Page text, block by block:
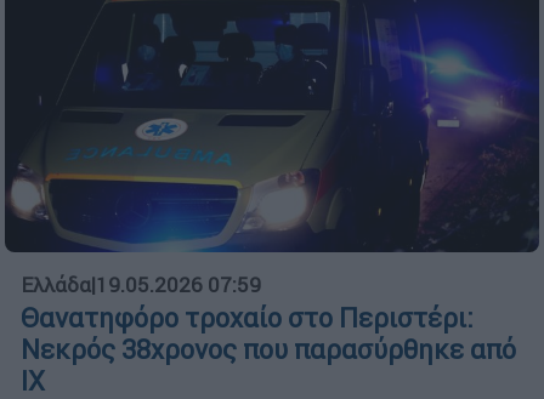
Ελλάδα|19.05.2026 07:59
Θανατηφόρο τροχαίο στο Περιστέρι:
Νεκρός 38χρονος που παρασύρθηκε από
ΙΧ